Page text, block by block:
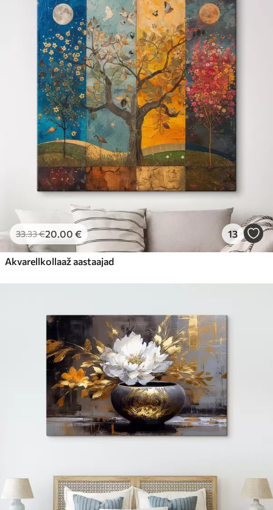
33.33€20.00 € 13
Akvarellkollaaž aastaajad